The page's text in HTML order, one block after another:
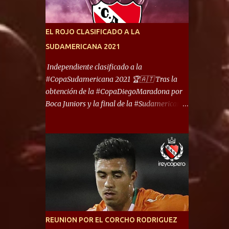
ello son protagonistas de un clásico de los
transitó por la primera división del fútbol
local durante muchos años. Dock Sud es otro
de los que comparten esas tierras, aunque el
foco de atención es la convivencia
Independiente - Racing. “No encuentro, más
reúna tantos logros deportivos, tantos
clubes y tanta gente en este deporte”,
afirmó Facundo Moyano. “Creo que
EL ROJO CLASIFICADO A LA
SUDAMERICANA 2021
Independiente clasificado a la
#CopaSudamericana 2021 🏆🇦🇹 Tras la
obtención de la #CopaDiegoMaradona por
Boca Juniors y la final de la #Sudamericana
Defensa y Justicia o Lanús, dadas estás dos
condiciones el Rey de Copas se clasifica a la
Copa Sudamericana de este 2021. En este
año, la Sudamericana sufrirá modificaciones
en su formato, que iniciará en fase de grupos
con 6 partidos, de los cuales sólo los
primeros de cada grupo jugarán los 8vos.
REUNION POR EL CORCHO RODRIGUEZ